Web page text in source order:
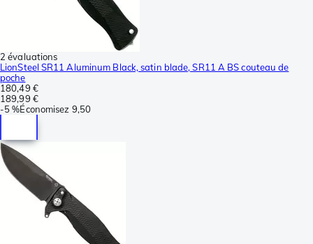
2 évaluations
LionSteel SR11 Aluminum Black, satin blade, SR11 A BS couteau de
poche
180,49 €
189,99 €
-5 %Économisez 9,50